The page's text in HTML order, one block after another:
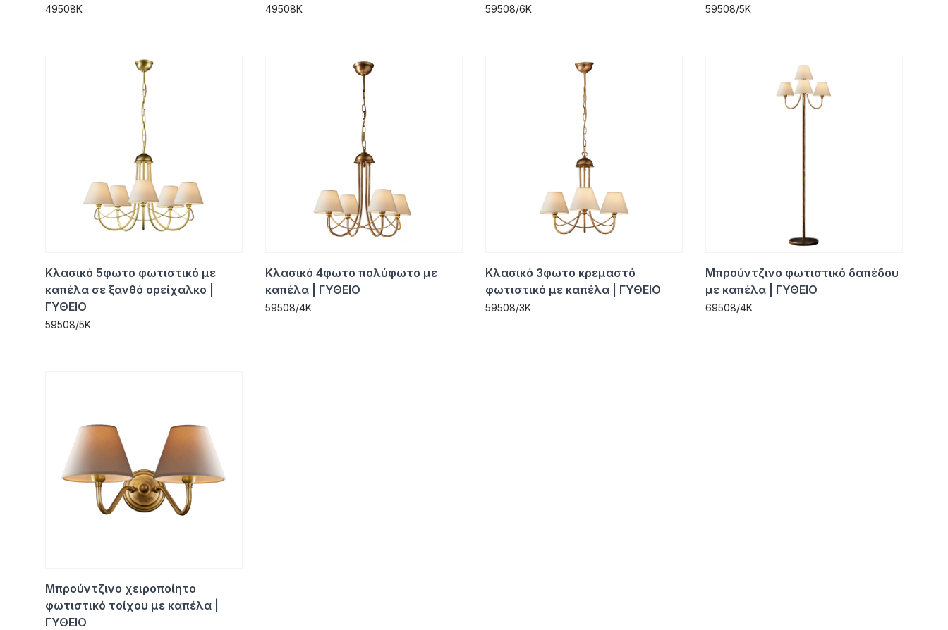
49508K 49508K 59508/6K 59508/5Κ
Κλασικό 5φωτο φωτιστικό με
καπέλα σε ξανθό ορείχαλκο |
ΓΥΘΕΙΟ
59508/5K
Κλασικό 4φωτο πολύφωτο με
καπέλα | ΓΥΘΕΙΟ
59508/4K
Κλασικό 3φωτο κρεμαστό
φωτιστικό με καπέλα | ΓΥΘΕΙΟ
59508/3K
Μπρούντζινο φωτιστικό δαπέδου
με καπέλα | ΓΥΘΕΙΟ
69508/4Κ
Μπρούντζινο χειροποίητο
φωτιστικό τοίχου με καπέλα |
ΓΥΘΕΙΟ